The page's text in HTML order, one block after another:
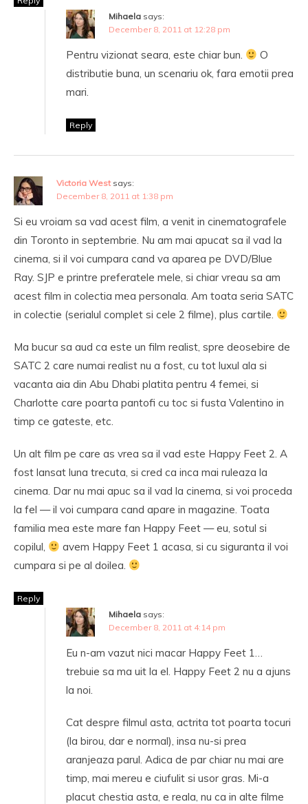
Mihaela says:
December 8, 2011 at 12:28 pm
Pentru vizionat seara, este chiar bun.
O
distributie buna, un scenariu ok, fara emotii prea
mari.
Reply
Victoria West says:
December 8, 2011 at 1:38 pm
Si eu vroiam sa vad acest film, a venit in cinematografele
din Toronto in septembrie. Nu am mai apucat sa il vad la
cinema, si il voi cumpara cand va aparea pe DVD/Blue
Ray. SJP e printre preferatele mele, si chiar vreau sa am
acest film in colectia mea personala. Am toata seria SATC
in colectie (serialul complet si cele 2 filme), plus cartile.
Ma bucur sa aud ca este un film realist, spre deosebire de
SATC 2 care numai realist nu a fost, cu tot luxul ala si
vacanta aia din Abu Dhabi platita pentru 4 femei, si
Charlotte care poarta pantofi cu toc si fusta Valentino in
timp ce gateste, etc.
Un alt film pe care as vrea sa il vad este Happy Feet 2. A
fost lansat luna trecuta, si cred ca inca mai ruleaza la
cinema. Dar nu mai apuc sa il vad la cinema, si voi proceda
la fel — il voi cumpara cand apare in magazine. Toata
familia mea este mare fan Happy Feet — eu, sotul si
copilul,
avem Happy Feet 1 acasa, si cu siguranta il voi
cumpara si pe al doilea.
Reply
Mihaela says:
December 8, 2011 at 4:14 pm
Eu n-am vazut nici macar Happy Feet 1…
trebuie sa ma uit la el. Happy Feet 2 nu a ajuns
la noi.
Cat despre filmul asta, actrita tot poarta tocuri
(la birou, dar e normal), insa nu-si prea
aranjeaza parul. Adica de par chiar nu mai are
timp, mai mereu e ciufulit si usor gras. Mi-a
placut chestia asta, e reala, nu ca in alte filme